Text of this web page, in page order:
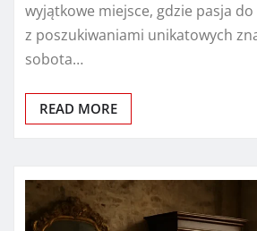
wyjątkowe miejsce, gdzie pasja
z poszukiwaniami unikatowych
sobota…
READ MORE